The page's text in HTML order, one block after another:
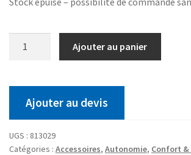
Ajouter au panier
Ajouter au devis
UGS : 813029
Catégories : Accessoires, Autonomie, Confort &